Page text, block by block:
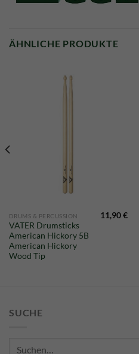
ÄHNLICHE PRODUKTE
DRUMS & PERCUSSION
VATER Drumsticks
American Hickory 5B
American Hickory
Wood Tip
11,90€
SUCHE